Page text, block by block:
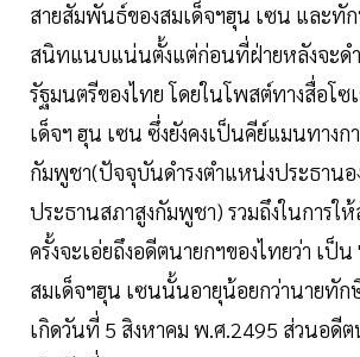
สายสัมพันธ์ของสมเด็จฯฮุน เซน และ
สนิทแนบแน่นตั้งแต่ก่อนที่ฝ่ายหลังจะด
รัฐมนตรีของไทย โดยในโพสต์ทางสื่อโซ
เด็จฯ ฮุน เซน ซึ่งยังคงเป็นคีย์แมนทางกา
กัมพูชา(ปัจจุบันดำรงตำแหน่งประธาน
ประธานสภาสูงกัมพูชา) รวมถึงในการ
ครั้งจะเอ่ยถึงอดีตนายกฯของไทยว่า เป็
สมเด็จฯฮุน เซนนั้นอายุน้อยกว่านายทัก
เกิดวันที่ 5 สิงหาคม พ.ศ.2495 ส่วนอดีต